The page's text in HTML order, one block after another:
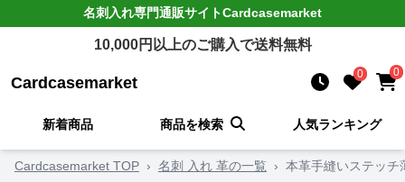
名刺入れ専門通販サイトCardcasemarket
10,000円以上のご購入で送料無料
Cardcasemarket 0 0
新着商品 商品を検索 人気ランキング
Cardcasemarket TOP › 名刺 入れ 革の一覧 › 本革手縫いステッチ